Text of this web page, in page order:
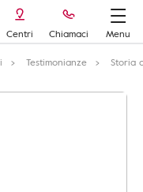
Centri Chiamaci
Menu
Testimonianze Storia